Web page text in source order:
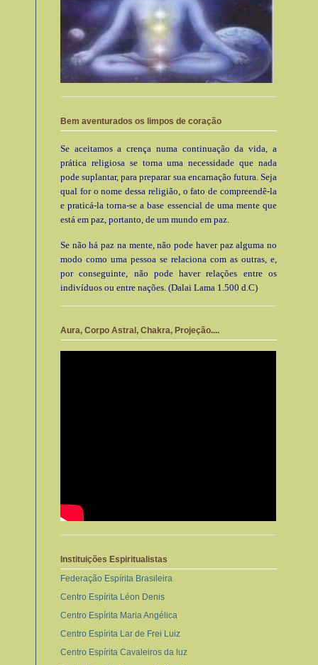
Bem aventurados os limpos de coração
Se aceitamos a crença numa continuação da vida, a
prática religiosa se torna uma necessidade que nada
pode suplantar, para preparar sua encarnação futura. Seja
qual for o nome dessa religião, o fato de compreendê-la
e praticá-la torna-se a base essencial de uma mente que
está em paz, portanto, de um mundo em paz.
Se não há paz na mente, não pode haver paz alguma no
modo como uma pessoa se relaciona com as outras, e,
por conseguinte, não pode haver relações entre os
indivíduos ou entre nações. (Dalai Lama 1.500 d.C)
Aura, Corpo Astral, Chakra, Projeção....
Instituições Espiritualistas
Federação Espírita Brasileira
Centro Espírita Léon Denis
Centro Espírita Maria Angélica
Centro Espírita Lar de Frei Luiz
Centro Espírita Cavaleiros da luz